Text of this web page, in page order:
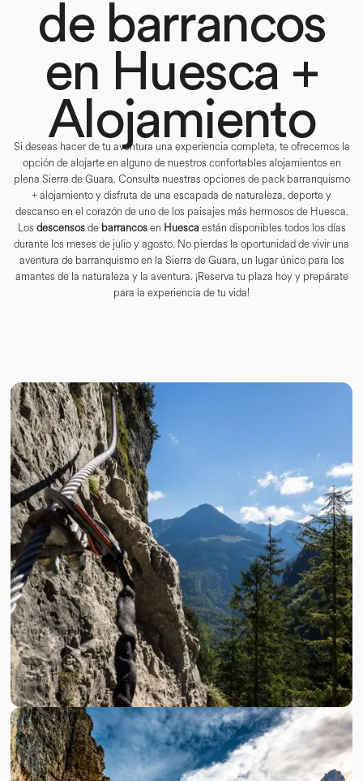
de barrancos
en Huesca +
Alojamiento
Si deseas hacer de tu aventura una experiencia completa, te ofrecemos la
opción de alojarte en alguno de nuestros confortables alojamientos en
plena Sierra de Guara. Consulta nuestras opciones de pack barranquismo
+ alojamiento y disfruta de una escapada de naturaleza, deporte y
descanso en el corazón de uno de los paisajes más hermosos de Huesca.
Los descensosde barrancosen Huescaestán disponibles todos los días
durante los meses de julio y agosto. No pierdas la oportunidad de vivir una
aventura de barranquismo en la Sierra de Guara, un lugar único para los
amantes de la naturaleza y la aventura. ¡Reserva tu plaza hoy y prepárate
para la experiencia de tu vida!